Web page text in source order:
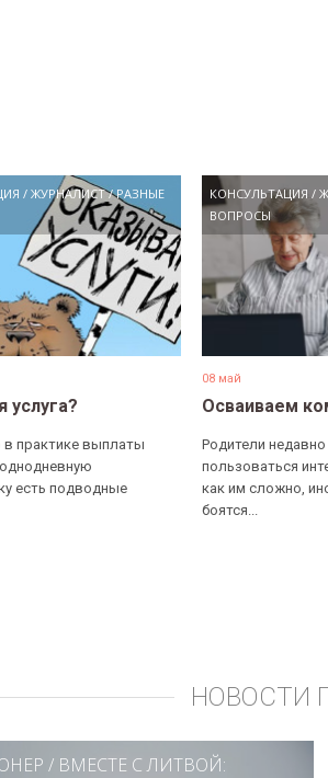
/ ЖУРНАЛИСТ/РАЗНЫЕ
в практике выплаты
есть подводные
КОНСУЛЬТАЦИЯ /
ВОПРОСЫ
08 май
Осваиваем
Родители недавно
пользоваться
как им сложно,
боятся...
НОВОСТИ
/ ВМЕСТЕ С ЛИТВОЙ: